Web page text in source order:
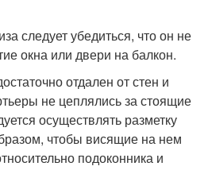
следует убедиться, что он не
окна или двери на балкон.
отдален от стен и
не цеплялись за стоящие
осуществлять разметку
чтобы висящие на нем
подоконника и